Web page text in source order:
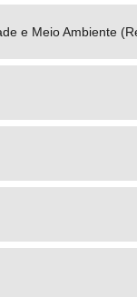
e Meio Ambiente